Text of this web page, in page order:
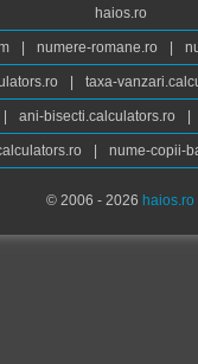
haios.ro
numere-romane.ro
taxa-
ani-bisecti.calculators.ro
nume-copii-
© 2006 - 2026 haios.ro